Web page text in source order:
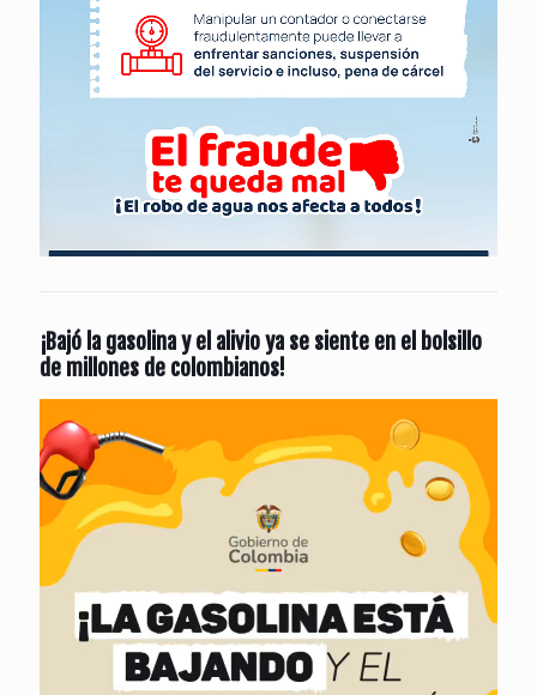
¡Bajó la gasolina y el alivio ya se siente en el bolsillo
de millones de colombianos!
de
vídeo